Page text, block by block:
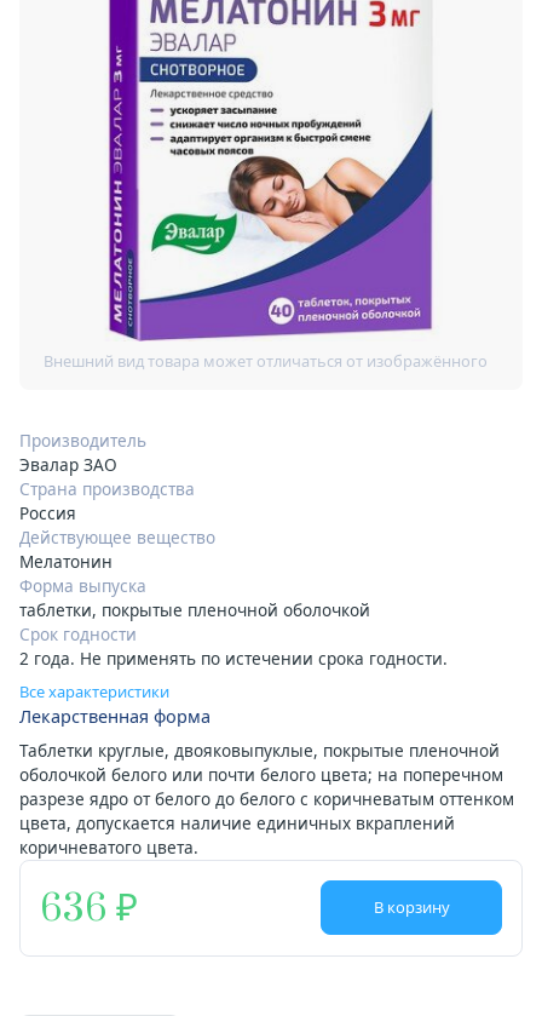
Производитель
Эвалар ЗАО
Страна производства
Россия
Действующее вещество
Мелатонин
Форма выпуска
таблетки, покрытые пленочной оболочкой
Срок годности
2 года. Не применять по истечении срока годности.
Все характеристики
Лекарственная форма
Таблетки круглые, двояковыпуклые, покрытые пленочной
оболочкой белого или почти белого цвета; на поперечном
разрезе ядро от белого до белого с коричневатым оттенком
цвета, допускается наличие единичных вкраплений
коричневатого цвета.
636 В корзину